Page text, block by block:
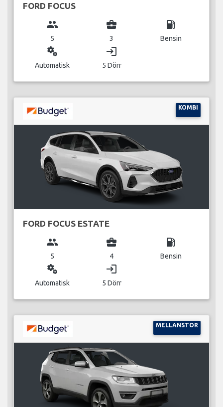
FORD FOCUS
group
5
business_center
3
local_gas_station
Bensin
miscellaneous_services
Automatisk
login
5 Dörr
KOMBI
FORD FOCUS ESTATE
group
5
business_center
4
local_gas_station
Bensin
miscellaneous_services
Automatisk
login
5 Dörr
MELLANSTOR